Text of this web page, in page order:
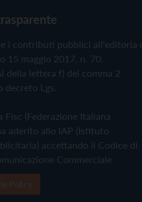
i contributi pubblici all'editoria
15 maggio 2017, n. 70.
della lettera f) del comma 2
decreto Lgs.
(Federazione Italiana
aderito allo IAP (Istituto
accettando il Codice di
Commerciale